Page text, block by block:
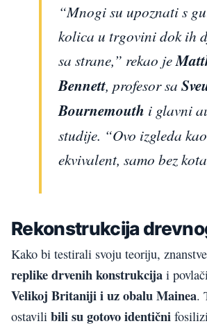
“Mnogi su upoznati s
kolica u trgovini dok ih
sa strane,” rekao je
Bennett, profesor sa
Bournemouth i glavni
studije. “Ovo izgleda
ekvivalent, samo bez
Rekonstrukcija
Kako bi testirali svoju teoriju,
replike drvenih konstrukcija i
Velikoj Britaniji i uz obalu Mainea.
ostavili bili su gotovo identični